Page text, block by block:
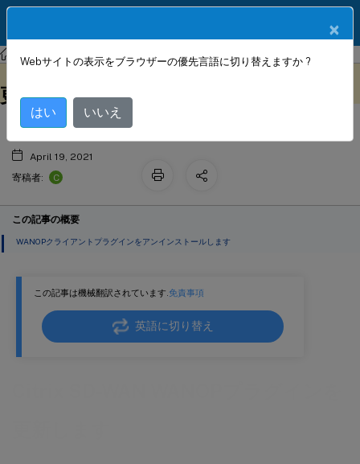
Citrix SD-WAN WANOP Citrix SD-WAN WANOP 11.1
この記事は機械翻訳されています.免責事項
英語に切り替え
Citrix SD-WAN WANOPプラグインを
更新します
April 19, 2021
寄稿者:
C
この記事の概要
WANOPクライアントプラグインをアンインストールします
×
Webサイトの表示をブラウザーの優先言語に切り替えますか ?
はい いいえ